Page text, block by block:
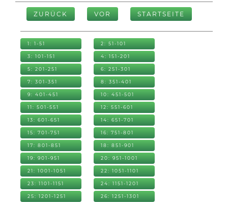
ZURÜCK VOR STARTSEITE
1: 1-51 2: 51-101
3: 101-151 4: 151-201
5: 201-251 6: 251-301
7: 301-351 8: 351-401
9: 401-451 10: 451-501
11: 501-551 12: 551-601
13: 601-651 14: 651-701
15: 701-751 16: 751-801
17: 801-851 18: 851-901
19: 901-951 20: 951-1001
21: 1001-1051 22: 1051-1101
23: 1101-1151 24: 1151-1201
25: 1201-1251 26: 1251-1301